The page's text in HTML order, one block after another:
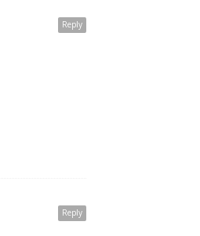
Reply
Reply